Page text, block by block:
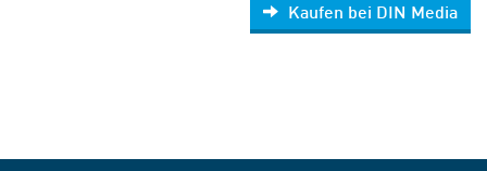
Kaufen bei DIN Media